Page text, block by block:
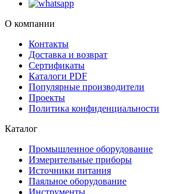
О компании
Контакты
Доставка и возврат
Сертификаты
Каталоги PDF
Популярные производители
Проекты
Политика конфиденциальности
Каталог
Промышленное оборудование
Измерительные приборы
Источники питания
Паяльное оборудование
Инструменты